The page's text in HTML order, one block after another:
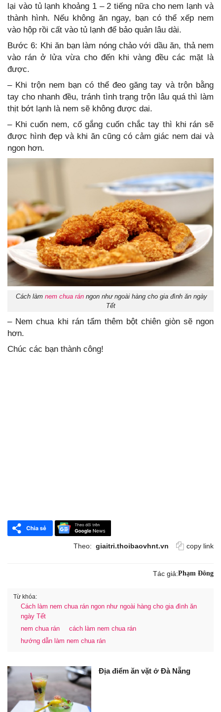
lại vào tủ lạnh khoảng 1 – 2 tiếng nữa cho nem lạnh và
thành hình. Nếu không ăn ngay, bạn có thể xếp nem
vào hộp rồi cất vào tủ lạnh để bảo quản lâu dài.
Bước 6: Khi ăn bạn làm nóng chảo với dầu ăn, thả nem
vào rán ở lửa vừa cho đến khi vàng đều các mặt là
được.
– Khi trộn nem bạn có thể đeo găng tay và trộn bằng
tay cho nhanh đều, tránh tình trạng trộn lâu quá thì làm
thịt bớt lạnh là nem sẽ không được dai.
– Khi cuốn nem, cố gắng cuốn chắc tay thì khi rán sẽ
được hình đẹp và khi ăn cũng có cảm giác nem dai và
ngon hơn.
Cách làm nem chua rán ngon như ngoài hàng cho gia đình ăn ngày
Tết
– Nem chua khi rán tẩm thêm bột chiên giòn sẽ ngon
hơn.
Chúc các bạn thành công!
Theo: giaitri.thoibaovhnt.vn copy link
Tác giả:Phạm Đông
Từ khóa:
Cách làm nem chua rán ngon như ngoài hàng cho gia đình ăn
ngày Tết
nem chua rán
cách làm nem chua rán
hướng dẫn làm nem chua rán
Địa điểm ăn vặt ở Đà Nẵng